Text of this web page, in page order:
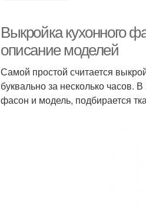
Выкройка кухонного
описание моделей
Самой простой считается
буквально за несколько часов.
фасон и модель, подбирается